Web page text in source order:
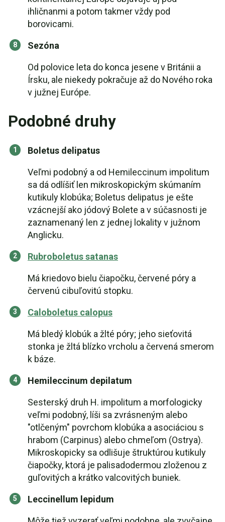
ihličnanmi a potom takmer vždy pod
borovicami.
Sezóna
Od polovice leta do konca jesene v Británii a
Írsku, ale niekedy pokračuje až do Nového roka
v južnej Európe.
Podobné druhy
Boletus delipatus
Veľmi podobný a od Hemileccinum impolitum
sa dá odlíšiť len mikroskopickým skúmaním
kutikuly klobúka; Boletus delipatus je ešte
vzácnejší ako jódový Bolete a v súčasnosti je
zaznamenaný len z jednej lokality v južnom
Anglicku.
Rubroboletus satanas
Má kriedovo bielu čiapočku, červené póry a
červenú cibuľovitú stopku.
Caloboletus calopus
Má bledý klobúk a žlté póry; jeho sieťovitá
stonka je žltá blízko vrcholu a červená smerom
k báze.
Hemileccinum depilatum
Sesterský druh H. impolitum a morfologicky
veľmi podobný, líši sa zvrásneným alebo
"otlčeným" povrchom klobúka a asociáciou s
hrabom (Carpinus) alebo chmeľom (Ostrya).
Mikroskopicky sa odlišuje štruktúrou kutikuly
čiapočky, ktorá je palisadodermou zloženou z
guľovitých a krátko valcovitých buniek.
Leccinellum lepidum